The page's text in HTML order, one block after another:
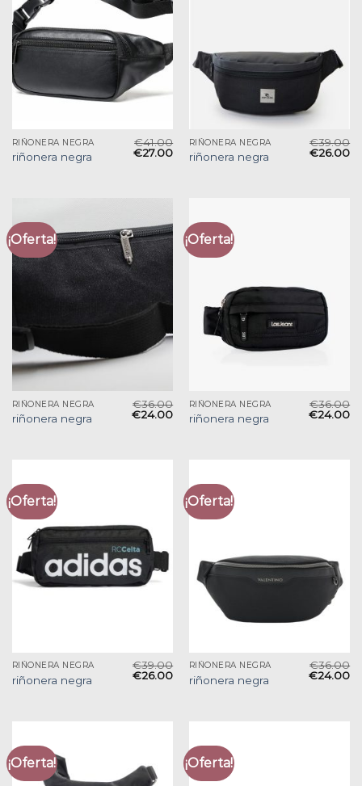
RIÑONERA NEGRA
riñonera negra
€41.00
€27.00
RIÑONERA NEGRA
riñonera negra
€39.00
€26.00
¡Oferta!
RIÑONERA NEGRA
riñonera negra
€36.00
€24.00
¡Oferta!
RIÑONERA NEGRA
riñonera negra
€36.00
€24.00
¡Oferta!
RIÑONERA NEGRA
riñonera negra
€39.00
€26.00
¡Oferta!
RIÑONERA NEGRA
riñonera negra
€36.00
€24.00
¡Oferta! ¡Oferta!